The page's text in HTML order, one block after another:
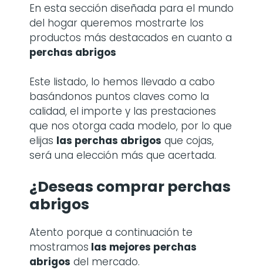
En esta sección diseñada para el mundo
del hogar queremos mostrarte los
productos más destacados en cuanto a
perchas abrigos
Este listado, lo hemos llevado a cabo
basándonos puntos claves como la
calidad, el importe y las prestaciones
que nos otorga cada modelo, por lo que
elijas las perchas abrigos que cojas,
será una elección más que acertada.
¿Deseas comprar perchas
abrigos
Atento porque a continuación te
mostramos las mejores perchas
abrigos del mercado.